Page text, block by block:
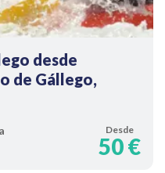
desde
de Gállego,
Desde
50 €